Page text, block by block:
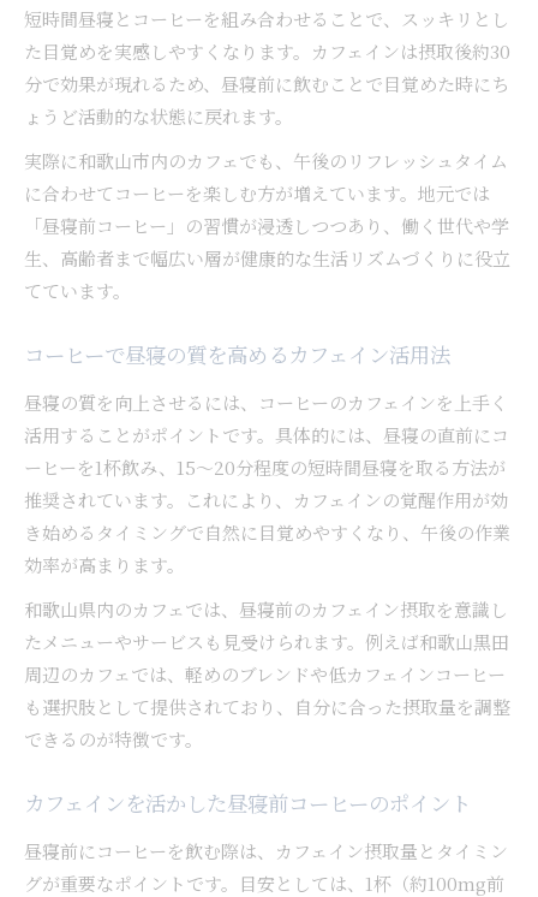
短時間昼寝とコーヒーを組み合わせることで、スッキリとし
た目覚めを実感しやすくなります。カフェインは摂取後約30
分で効果が現れるため、昼寝前に飲むことで目覚めた時にち
ょうど活動的な状態に戻れます。
実際に和歌山市内のカフェでも、午後のリフレッシュタイム
に合わせてコーヒーを楽しむ方が増えています。地元では
「昼寝前コーヒー」の習慣が浸透しつつあり、働く世代や学
生、高齢者まで幅広い層が健康的な生活リズムづくりに役立
てています。
コーヒーで昼寝の質を高めるカフェイン活用法
昼寝の質を向上させるには、コーヒーのカフェインを上手く
活用することがポイントです。具体的には、昼寝の直前にコ
ーヒーを1杯飲み、15〜20分程度の短時間昼寝を取る方法が
推奨されています。これにより、カフェインの覚醒作用が効
き始めるタイミングで自然に目覚めやすくなり、午後の作業
効率が高まります。
和歌山県内のカフェでは、昼寝前のカフェイン摂取を意識し
たメニューやサービスも見受けられます。例えば和歌山黒田
周辺のカフェでは、軽めのブレンドや低カフェインコーヒー
も選択肢として提供されており、自分に合った摂取量を調整
できるのが特徴です。
カフェインを活かした昼寝前コーヒーのポイント
昼寝前にコーヒーを飲む際は、カフェイン摂取量とタイミン
グが重要なポイントです。目安としては、1杯（約100mg前